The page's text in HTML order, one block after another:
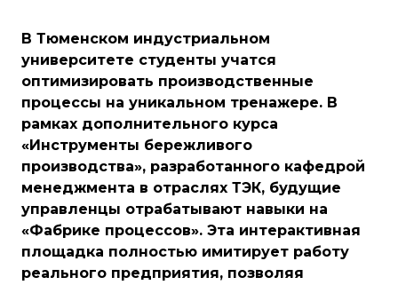
В Тюменском индустриальном
университете студенты учатся
оптимизировать производственные
процессы на уникальном тренажере. В
рамках дополнительного курса
«Инструменты бережливого
производства», разработанного кафедрой
менеджмента в отраслях ТЭК, будущие
управленцы отрабатывают навыки на
«Фабрике процессов». Эта интерактивная
площадка полностью имитирует работу
реального предприятия, позволяя